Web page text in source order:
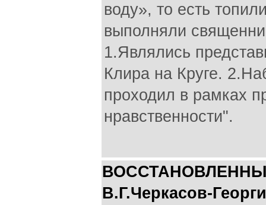
воду», то есть
выполняли
1.Являлись
Клира на Круге.
проходил в рамках
нравственности".
В.Г.Черкасов-